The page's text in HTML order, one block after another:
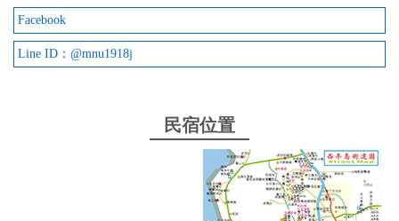
Facebook
Line ID：@mnu1918j
民宿位置